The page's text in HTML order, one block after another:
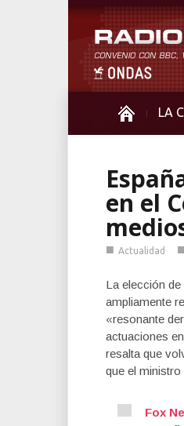
LA
en el
■ Actualidad ■
La elección
ampliamente
«resonante
actuaciones
resalta que
que el
Fox